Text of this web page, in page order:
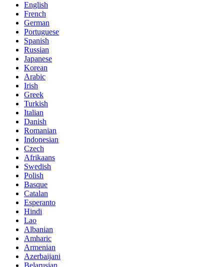
English
French
German
Portuguese
Spanish
Russian
Japanese
Korean
Arabic
Irish
Greek
Turkish
Italian
Danish
Romanian
Indonesian
Czech
Afrikaans
Swedish
Polish
Basque
Catalan
Esperanto
Hindi
Lao
Albanian
Amharic
Armenian
Azerbaijani